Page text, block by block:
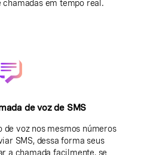
em tempo real.
de voz de SMS
voz nos mesmos números
SMS, dessa forma seus
a chamada facilmente, se